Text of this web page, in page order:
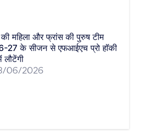
की महिला और फ्रांस की पुरुष टीम
27 के सीजन से एफआईएच प्रो हॉकी
लौटेंगी
06/2026